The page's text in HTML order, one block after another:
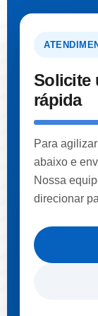
Solicite
rápida
Para
abaixo e
Nossa
direcionar